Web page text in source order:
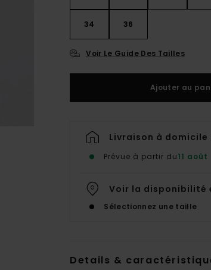
34 36
Voir Le Guide Des Tailles
Ajouter au
Livraison à
Prévue à partir du11 août
Voir la disponibilité
Sélectionnez une taille
Details &